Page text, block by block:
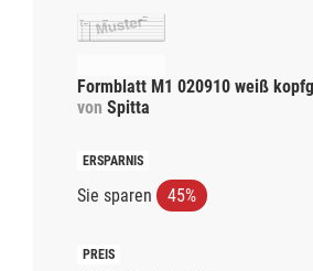
Formblatt M1 020910 weiß
von Spitta
Sie sparen 45%